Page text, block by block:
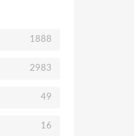
1888
2983
49
16